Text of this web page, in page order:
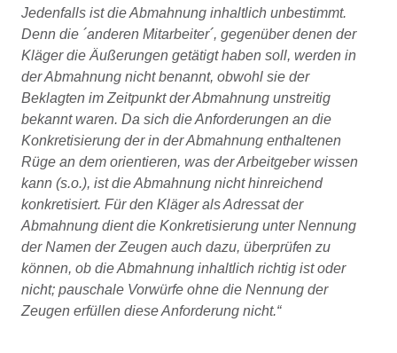
Jedenfalls ist die Abmahnung inhaltlich unbestimmt.
Denn die ´anderen Mitarbeiter´, gegenüber denen der
Kläger die Äußerungen getätigt haben soll, werden in
der Abmahnung nicht benannt, obwohl sie der
Beklagten im Zeitpunkt der Abmahnung unstreitig
bekannt waren. Da sich die Anforderungen an die
Konkretisierung der in der Abmahnung enthaltenen
Rüge an dem orientieren, was der Arbeitgeber wissen
kann (s.o.), ist die Abmahnung nicht hinreichend
konkretisiert. Für den Kläger als Adressat der
Abmahnung dient die Konkretisierung unter Nennung
der Namen der Zeugen auch dazu, überprüfen zu
können, ob die Abmahnung inhaltlich richtig ist oder
nicht; pauschale Vorwürfe ohne die Nennung der
Zeugen erfüllen diese Anforderung nicht.“